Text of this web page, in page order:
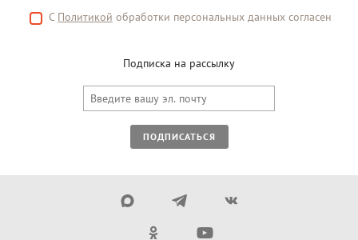
С Политикой обработки персональных данных согласен
Подписка на рассылку
ПОДПИСАТЬСЯ